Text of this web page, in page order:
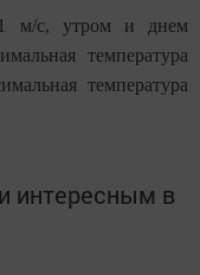
м/с, утром и днем
температура
температура
интересным в